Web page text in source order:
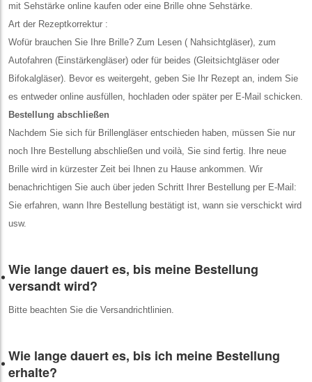
mit Sehstärke online kaufen oder eine Brille ohne Sehstärke.
Art der Rezeptkorrektur :
Wofür brauchen Sie Ihre Brille? Zum Lesen ( Nahsichtgläser), zum
Autofahren (Einstärkengläser) oder für beides (Gleitsichtgläser oder
Bifokalgläser). Bevor es weitergeht, geben Sie Ihr Rezept an, indem Sie
es entweder online ausfüllen, hochladen oder später per E-Mail schicken.
Bestellung abschließen
Nachdem Sie sich für Brillengläser entschieden haben, müssen Sie nur
noch Ihre Bestellung abschließen und voilà, Sie sind fertig. Ihre neue
Brille wird in kürzester Zeit bei Ihnen zu Hause ankommen. Wir
benachrichtigen Sie auch über jeden Schritt Ihrer Bestellung per E-Mail:
Sie erfahren, wann Ihre Bestellung bestätigt ist, wann sie verschickt wird
usw.
Wie lange dauert es, bis meine Bestellung
versandt wird?
Bitte beachten Sie die Versandrichtlinien.
Wie lange dauert es, bis ich meine Bestellung
erhalte?